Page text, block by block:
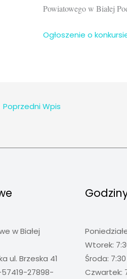
Powiatowego w Białej
Ogłoszenie o
Poprzedni Wpis
w Białej
ul. Brzeska 41
27898-
Wtorek:
Środa:
Czwartek: